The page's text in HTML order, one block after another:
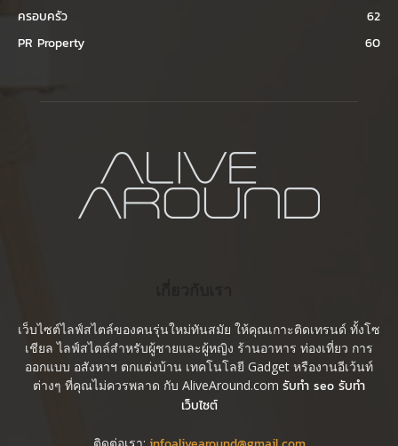
ครอบครัว
62
PR Property
60
เว็บไซต์ไลฟ์สไตล์ของคนรุ่นใหม่ทันสมัย ให้คุณเกาะติดเทรนด์ ทั้งโซ
เชียล ไลฟ์สไตล์สำหรับผู้ชายและผู้หญิง ร้านอาหาร ท่องเที่ยว การ
ออกแบบ อสังหาฯ ตกแต่งบ้าน เทคโนโลยี Gadget หรืองานอีเว้นท์
ต่างๆ ที่คุณไม่ควรพลาด กับ AliveAround.com รับทำ seo รับทำ
เว็บไซต์
ติดต่อเรา: